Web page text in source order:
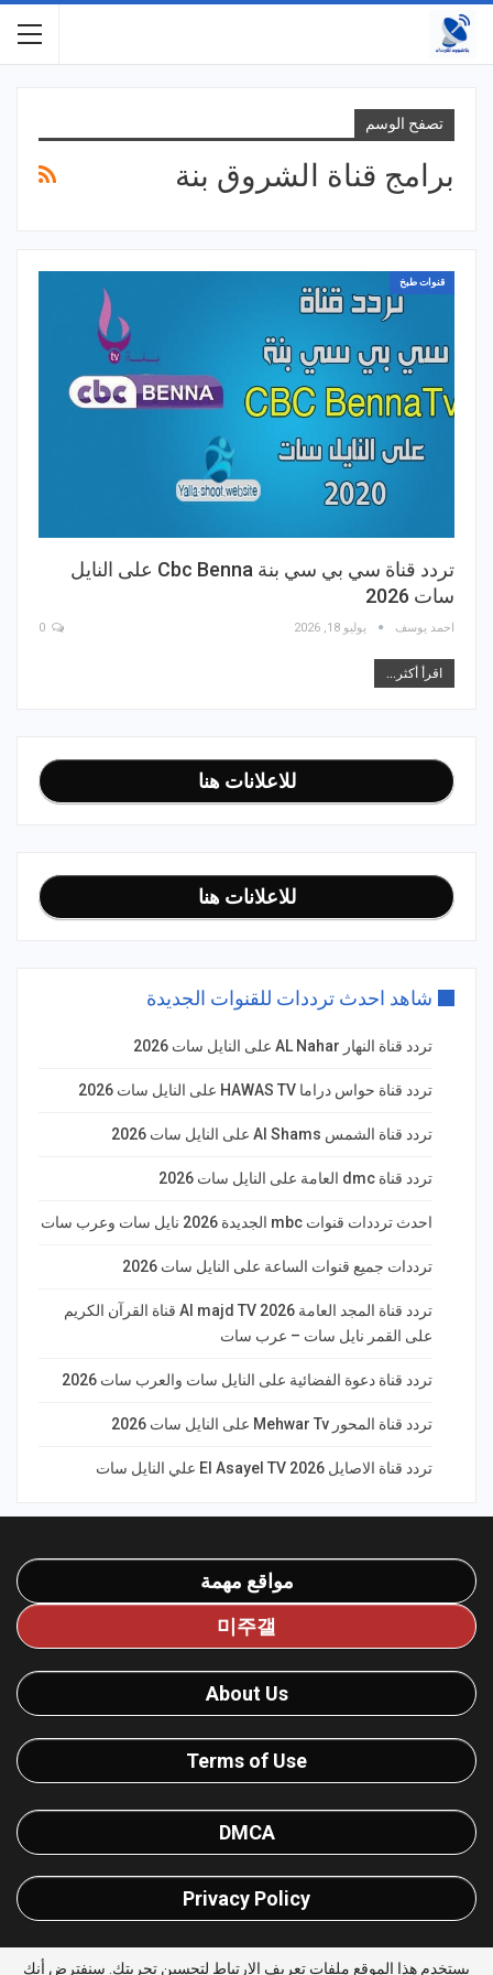
تصفح الوسم
برامج قناة الشروق بنة
قنوات طبخ
تردد قناة سي بي سي بنة Cbc Benna على النايل
سات 2026
احمد يوسف يوليو 18, 2026
اقرأ أكثر...
للاعلانات هنا
للاعلانات هنا
شاهد احدث ترددات للقنوات الجديدة
تردد قناة النهار AL Nahar على النايل سات 2026
تردد قناة حواس دراما HAWAS TV على النايل سات 2026
تردد قناة الشمس Al Shams على النايل سات 2026
تردد قناة dmc العامة على النايل سات 2026
احدث ترددات قنوات mbc الجديدة 2026 نايل سات وعرب سات
ترددات جميع قنوات الساعة على النايل سات 2026
تردد قناة المجد العامة Al majd TV 2026 قناة القرآن الكريم
على القمر نايل سات – عرب سات
تردد قناة دعوة الفضائية على النايل سات والعرب سات 2026
تردد قناة المحور Mehwar Tv على النايل سات 2026
تردد قناة الاصايل El Asayel TV 2026 علي النايل سات
مواقع مهمة
미주갤
About Us
Terms of Use
DMCA
Privacy Policy
يستخدم هذا الموقع ملفات تعريف الارتباط لتحسين تجربتك. سنفترض أنك